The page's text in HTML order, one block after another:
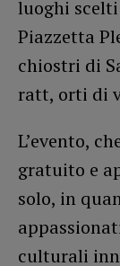
luoghi scelti
Piazzetta
chiostri di
ratt, orti di
L’evento,
gratuito e
solo, in
culturali